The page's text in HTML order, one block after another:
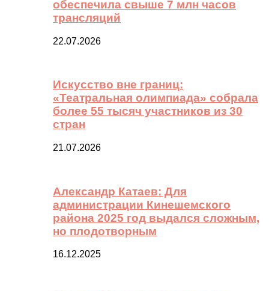
обеспечила свыше 7 млн часов
трансляций
22.07.2026
Искусство вне границ:
«Театральная олимпиада» собрала
более 55 тысяч участников из 30
стран
21.07.2026
Александр Катаев: Для
администрации Кинешемского
района 2025 год выдался сложным,
но плодотворным
16.12.2025